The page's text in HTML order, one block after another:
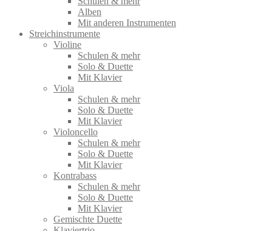
Alben
Mit anderen Instrumenten
Streichinstrumente
Violine
Schulen & mehr
Solo & Duette
Mit Klavier
Viola
Schulen & mehr
Solo & Duette
Mit Klavier
Violoncello
Schulen & mehr
Solo & Duette
Mit Klavier
Kontrabass
Schulen & mehr
Solo & Duette
Mit Klavier
Gemischte Duette